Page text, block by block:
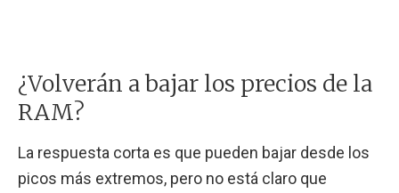
¿Volverán a bajar los precios de la
RAM?
La respuesta corta es que pueden bajar desde los
picos más extremos, pero no está claro que